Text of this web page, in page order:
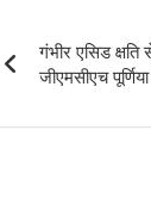
गंभीर एसिड
जीएमसीएच